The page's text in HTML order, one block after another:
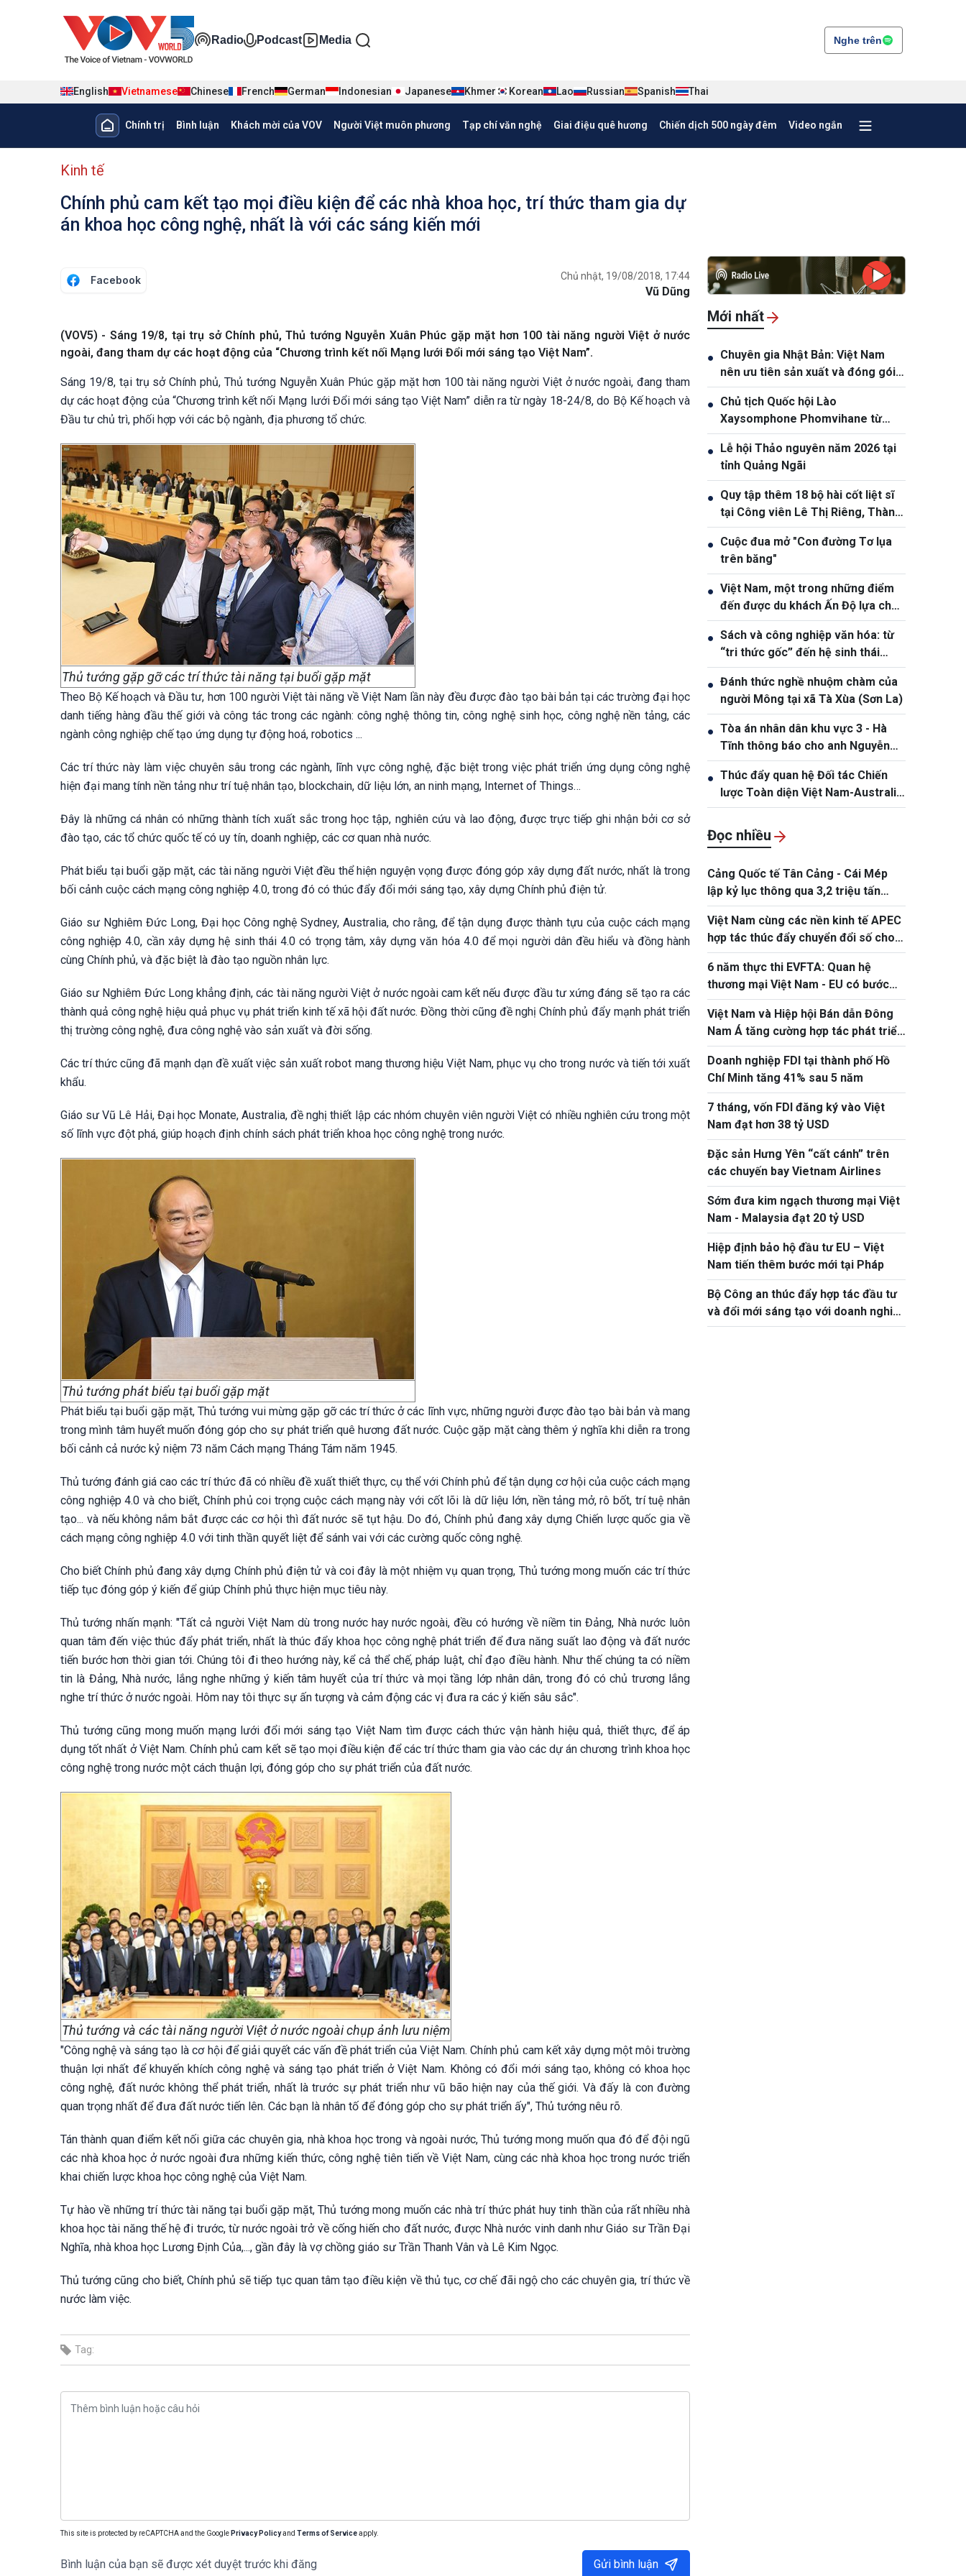
Đa phương tiện tiếng Việt
Radio Podcast Media Nghe trên
English Vietnamese Chinese French German Indonesian Japanese Khmer Korean Lao Russian Spanish Thai
Main navigation
Chính trị Bình luận Khách mời của VOV Người Việt muôn phương Tạp chí văn nghệ Giai điệu quê hương Chiến dịch 500 ngày đêm Video ngắn
menu phụ tiếng Việt
Kinh tế
Chính phủ cam kết tạo mọi điều kiện để các nhà khoa học, trí thức tham gia dự
án khoa học công nghệ, nhất là với các sáng kiến mới
Facebook Chủ nhật, 19/08/2018, 17:44
Vũ Dũng
(VOV5) - Sáng 19/8, tại trụ sở Chính phủ, Thủ tướng Nguyễn Xuân Phúc gặp mặt hơn 100 tài năng người Việt ở nước
ngoài, đang tham dự các hoạt động của “Chương trình kết nối Mạng lưới Đổi mới sáng tạo Việt Nam”.
Sáng 19/8, tại trụ sở Chính phủ, Thủ tướng Nguyễn Xuân Phúc gặp mặt hơn 100 tài năng người Việt ở nước ngoài, đang tham
dự các hoạt động của “Chương trình kết nối Mạng lưới Đổi mới sáng tạo Việt Nam” diễn ra từ ngày 18-24/8, do Bộ Kế hoạch và
Đầu tư chủ trì, phối hợp với các bộ ngành, địa phương tổ chức.
Thủ tướng gặp gỡ các trí thức tài năng tại buổi gặp mặt
Theo Bộ Kế hoạch và Đầu tư, hơn 100 người Việt tài năng về Việt Nam lần này đều được đào tạo bài bản tại các trường đại học
danh tiếng hàng đầu thế giới và công tác trong các ngành: công nghệ thông tin, công nghệ sinh học, công nghệ nền tảng, các
ngành công nghiệp chế tạo ứng dụng tự động hoá, robotics ...
Các trí thức này làm việc chuyên sâu trong các ngành, lĩnh vực công nghệ, đặc biệt trong việc phát triển ứng dụng công nghệ
hiện đại mang tính nền tảng như trí tuệ nhân tạo, blockchain, dữ liệu lớn, an ninh mạng, Internet of Things…
Đây là những cá nhân có những thành tích xuất sắc trong học tập, nghiên cứu và lao động, được trực tiếp ghi nhận bởi cơ sở
đào tạo, các tổ chức quốc tế có uy tín, doanh nghiệp, các cơ quan nhà nước.
Phát biểu tại buổi gặp mặt, các tài năng người Việt đều thể hiện nguyện vọng được đóng góp xây dựng đất nước, nhất là trong
bối cảnh cuộc cách mạng công nghiệp 4.0, trong đó có thúc đẩy đổi mới sáng tạo, xây dựng Chính phủ điện tử.
Giáo sư Nghiêm Đức Long, Đại học Công nghệ Sydney, Australia, cho rằng, để tận dụng được thành tựu của cuộc cách mạng
công nghiệp 4.0, cần xây dựng hệ sinh thái 4.0 có trọng tâm, xây dựng văn hóa 4.0 để mọi người dân đều hiểu và đồng hành
cùng Chính phủ, và đặc biệt là đào tạo nguồn nhân lực.
Giáo sư Nghiêm Đức Long khẳng định, các tài năng người Việt ở nước ngoài cam kết nếu được đầu tư xứng đáng sẽ tạo ra các
thành quả công nghệ hiệu quả phục vụ phát triển kinh tế xã hội đất nước. Đồng thời cũng đề nghị Chính phủ đẩy mạnh phát triển
thị trường công nghệ, đưa công nghệ vào sản xuất và đời sống.
Các trí thức cũng đã mạnh dạn đề xuất việc sản xuất robot mang thương hiệu Việt Nam, phục vụ cho trong nước và tiến tới xuất
khẩu.
Giáo sư Vũ Lê Hải, Đại học Monate, Australia, đề nghị thiết lập các nhóm chuyên viên người Việt có nhiều nghiên cứu trong một
số lĩnh vực đột phá, giúp hoạch định chính sách phát triển khoa học công nghệ trong nước.
Thủ tướng phát biểu tại buổi gặp mặt
Phát biểu tại buổi gặp mặt, Thủ tướng vui mừng gặp gỡ các trí thức ở các lĩnh vực, những người được đào tạo bài bản và mang
trong mình tâm huyết muốn đóng góp cho sự phát triển quê hương đất nước. Cuộc gặp mặt càng thêm ý nghĩa khi diễn ra trong
bối cảnh cả nước kỷ niệm 73 năm Cách mạng Tháng Tám năm 1945.
Thủ tướng đánh giá cao các trí thức đã có nhiều đề xuất thiết thực, cụ thể với Chính phủ để tận dụng cơ hội của cuộc cách mạng
công nghiệp 4.0 và cho biết, Chính phủ coi trọng cuộc cách mạng này với cốt lõi là dữ liệu lớn, nền tảng mở, rô bốt, trí tuệ nhân
tạo... và nếu không nắm bắt được các cơ hội thì đất nước sẽ tụt hậu. Do đó, Chính phủ đang xây dựng Chiến lược quốc gia về
cách mạng công nghiệp 4.0 với tinh thần quyết liệt để sánh vai với các cường quốc công nghệ.
Cho biết Chính phủ đang xây dựng Chính phủ điện tử và coi đây là một nhiệm vụ quan trọng, Thủ tướng mong muốn các trí thức
tiếp tục đóng góp ý kiến để giúp Chính phủ thực hiện mục tiêu này.
Thủ tướng nhấn mạnh: "Tất cả người Việt Nam dù trong nước hay nước ngoài, đều có hướng về niềm tin Đảng, Nhà nước luôn
quan tâm đến việc thúc đẩy phát triển, nhất là thúc đẩy khoa học công nghệ phát triển để đưa năng suất lao động và đất nước
tiến bước hơn thời gian tới. Chúng tôi đi theo hướng này, kể cả thể chế, pháp luật, chỉ đạo điều hành. Như thế chúng ta có niềm
tin là Đảng, Nhà nước, lắng nghe những ý kiến tâm huyết của trí thức và mọi tầng lớp nhân dân, trong đó có chủ trương lắng
nghe trí thức ở nước ngoài. Hôm nay tôi thực sự ấn tượng và cảm động các vị đưa ra các ý kiến sâu sắc".
Thủ tướng cũng mong muốn mạng lưới đổi mới sáng tạo Việt Nam tìm được cách thức vận hành hiệu quả, thiết thực, để áp
dụng tốt nhất ở Việt Nam. Chính phủ cam kết sẽ tạo mọi điều kiện để các trí thức tham gia vào các dự án chương trình khoa học
công nghệ trong nước một cách thuận lợi, đóng góp cho sự phát triển của đất nước.
Thủ tướng và các tài năng người Việt ở nước ngoài chụp ảnh lưu niệm
"Công nghệ và sáng tạo là cơ hội để giải quyết các vấn đề phát triển của Việt Nam. Chính phủ cam kết xây dựng một môi trường
thuận lợi nhất để khuyến khích công nghệ và sáng tạo phát triển ở Việt Nam. Không có đổi mới sáng tạo, không có khoa học
công nghệ, đất nước không thể phát triển, nhất là trước sự phát triển như vũ bão hiện nay của thế giới. Và đấy là con đường
quan trọng nhất để đưa đất nước tiến lên. Các bạn là nhân tố để đóng góp cho sự phát triển ấy", Thủ tướng nêu rõ.
Tán thành quan điểm kết nối giữa các chuyên gia, nhà khoa học trong và ngoài nước, Thủ tướng mong muốn qua đó để đội ngũ
các nhà khoa học ở nước ngoài đưa những kiến thức, công nghệ tiên tiến về Việt Nam, cùng các nhà khoa học trong nước triển
khai chiến lược khoa học công nghệ của Việt Nam.
Tự hào về những trí thức tài năng tại buổi gặp mặt, Thủ tướng mong muốn các nhà trí thức phát huy tinh thần của rất nhiều nhà
khoa học tài năng thế hệ đi trước, từ nước ngoài trở về cống hiến cho đất nước, được Nhà nước vinh danh như Giáo sư Trần Đại
Nghĩa, nhà khoa học Lương Định Của,..., gần đây là vợ chồng giáo sư Trần Thanh Vân và Lê Kim Ngọc.
Thủ tướng cũng cho biết, Chính phủ sẽ tiếp tục quan tâm tạo điều kiện về thủ tục, cơ chế đãi ngộ cho các chuyên gia, trí thức về
nước làm việc.
Tag:
This site is protected by reCAPTCHA and the Google Privacy Policyand Terms of Serviceapply.
Bình luận của bạn sẽ được xét duyệt trước khi đăng Gửi bình luận
Mới nhất
● Chuyên gia Nhật Bản: Việt Nam
nên ưu tiên sản xuất và đóng gói
chip bán dẫn
● Chủ tịch Quốc hội Lào
Xaysomphone Phomvihane từ
trần
● Lễ hội Thảo nguyên năm 2026 tại
tỉnh Quảng Ngãi
● Quy tập thêm 18 bộ hài cốt liệt sĩ
tại Công viên Lê Thị Riêng, Thành
phố Hồ Chí Minh
● Cuộc đua mở "Con đường Tơ lụa
trên băng"
● Việt Nam, một trong những điểm
đến được du khách Ấn Độ lựa chọn
nhiều
● Sách và công nghiệp văn hóa: từ
“tri thức gốc” đến hệ sinh thái
sáng tạo
● Đánh thức nghề nhuộm chàm của
người Mông tại xã Tà Xùa (Sơn La)
● Tòa án nhân dân khu vực 3 - Hà
Tĩnh thông báo cho anh Nguyễn
Văn Đông
● Thúc đẩy quan hệ Đối tác Chiến
lược Toàn diện Việt Nam-Australia
lên tầm cao mới
Đọc nhiều
Cảng Quốc tế Tân Cảng - Cái Mép
lập kỷ lục thông qua 3,2 triệu tấn
hàng hóa
Việt Nam cùng các nền kinh tế APEC
hợp tác thúc đẩy chuyển đổi số cho
doanh nghiệp siêu nhỏ, nhỏ và vừa
6 năm thực thi EVFTA: Quan hệ
thương mại Việt Nam - EU có bước
tiến ấn tượng
Việt Nam và Hiệp hội Bán dẫn Đông
Nam Á tăng cường hợp tác phát triển
hệ sinh thái bán dẫn
Doanh nghiệp FDI tại thành phố Hồ
Chí Minh tăng 41% sau 5 năm
7 tháng, vốn FDI đăng ký vào Việt
Nam đạt hơn 38 tỷ USD
Đặc sản Hưng Yên “cất cánh” trên
các chuyến bay Vietnam Airlines
Sớm đưa kim ngạch thương mại Việt
Nam - Malaysia đạt 20 tỷ USD
Hiệp định bảo hộ đầu tư EU – Việt
Nam tiến thêm bước mới tại Pháp
Bộ Công an thúc đẩy hợp tác đầu tư
và đổi mới sáng tạo với doanh nghiệp
Hoa Kỳ